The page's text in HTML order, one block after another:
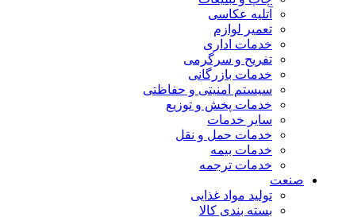
آتلیه عکاسی
تعمیر لوازم
خدمات اداری
تفریح و سرگرمی
خدمات بازرگانی
سیستم امنیتی و حفاظتی
خدمات پخش و توزیع
سایر خدمات
خدمات حمل و نقل
خدمات بیمه
خدمات ترجمه
صنعت
تولید مواد غذایی
بسته بندی کالا